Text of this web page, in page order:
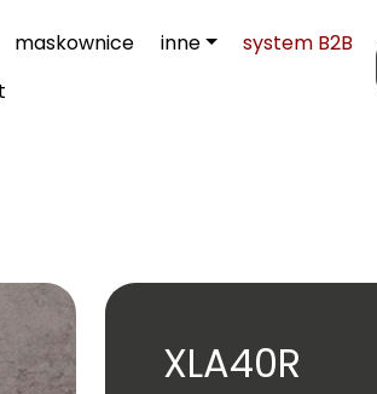
maskownice inne
system B2B
XLA40R